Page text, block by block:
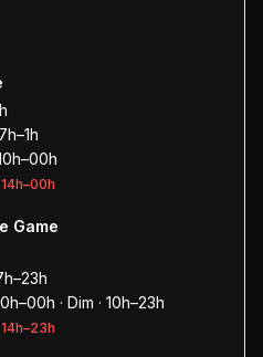
Game
· Dim · 10h–23h